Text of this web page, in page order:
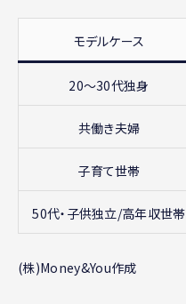
モデルケース
20〜30代独身
共働き夫婦
子育て世帯
50代・子供独立/高年収世帯
(株)Money&You作成